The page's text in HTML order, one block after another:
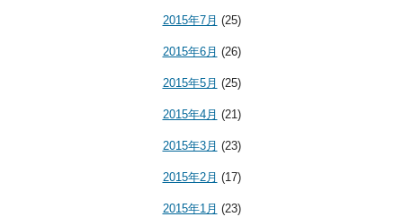
2015年7月 (25)
2015年6月 (26)
2015年5月 (25)
2015年4月 (21)
2015年3月 (23)
2015年2月 (17)
2015年1月 (23)